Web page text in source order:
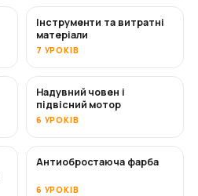
Інструменти та витратні
матеріали
7 УРОКІВ
Надувний човен і
підвісний мотор
6 УРОКІВ
СКОРО
Антиобростаюча фарба
6 УРОКІВ